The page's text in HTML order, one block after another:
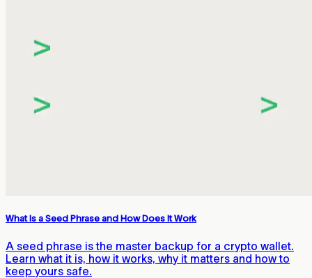
What Is a Seed Phrase and How Does It Work
A seed phrase is the master backup for a crypto wallet.
Learn what it is, how it works, why it matters and how to
keep yours safe.